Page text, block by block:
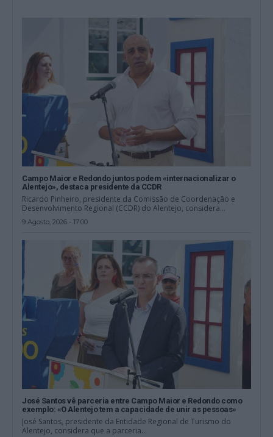
Campo Maior e Redondo juntos podem «internacionalizar o
Alentejo», destaca presidente da CCDR
Ricardo Pinheiro, presidente da Comissão de Coordenação e
Desenvolvimento Regional (CCDR) do Alentejo, considera...
9 Agosto, 2026 - 17:00
José Santos vê parceria entre Campo Maior e Redondo como
exemplo: «O Alentejo tem a capacidade de unir as pessoas»
José Santos, presidente da Entidade Regional de Turismo do
Alentejo, considera que a parceria...